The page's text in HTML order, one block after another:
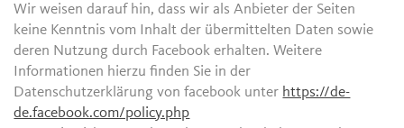
Wir weisen darauf hin, dass wir als Anbieter der Seiten
keine Kenntnis vom Inhalt der übermittelten Daten sowie
deren Nutzung durch Facebook erhalten. Weitere
Informationen hierzu finden Sie in der
Datenschutzerklärung von facebook unter https://de-
de.facebook.com/policy.php